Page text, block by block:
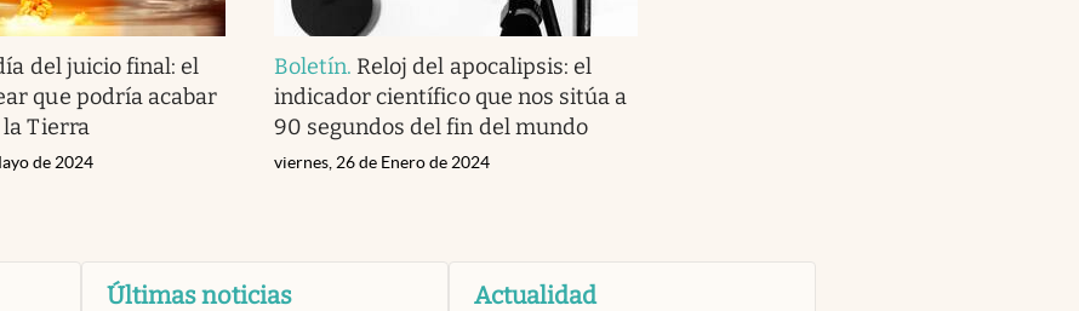
del juicio final: el
que podría acabar
la Tierra
de 2024
Boletín. Reloj del apocalipsis: el
indicador científico que nos sitúa a
90 segundos del fin del mundo
viernes, 26 de Enero de 2024
Últimas noticias Actualidad